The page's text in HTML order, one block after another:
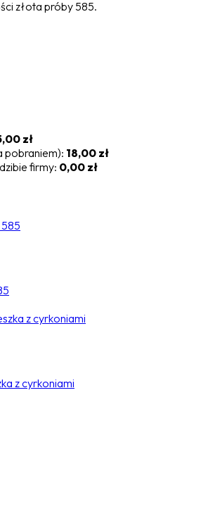
złota próby 585.
zł
pobraniem): 18,00 zł
firmy: 0,00 zł
z cyrkoniami